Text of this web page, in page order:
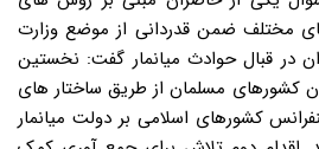
مختلف ضمن قدردانی از موضع وزارت
در قبال حوادث میانمار گفت: نخستین
کشورهای مسلمان از طریق ساختار های
کشورهای اسلامی بر دولت میانمار